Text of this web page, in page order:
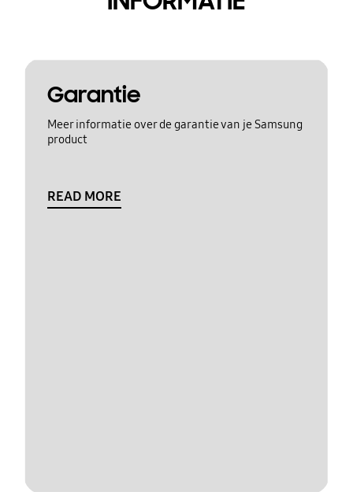
Garantie
Meer informatie over de garantie van je Samsung
product
READ MORE